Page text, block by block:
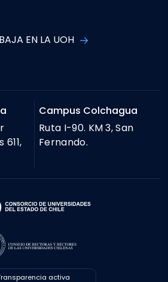
EN LA UOH
Campus Colchagua
Ruta I-90. KM 3, San
Fernando.
activa